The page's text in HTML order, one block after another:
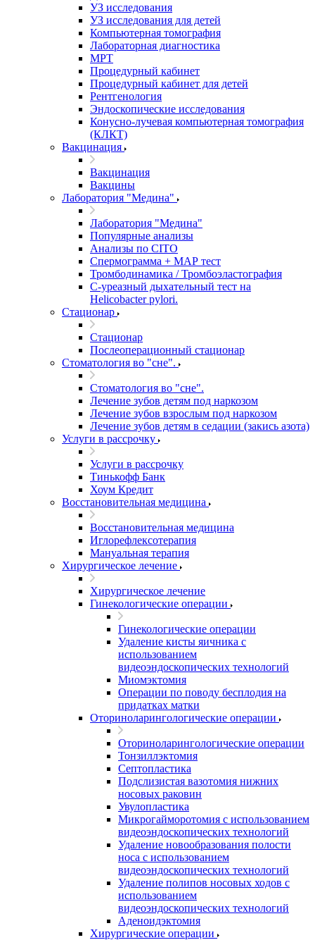
УЗ исследования
УЗ исследования для детей
Компьютерная томография
Лабораторная диагностика
МРТ
Процедурный кабинет
Процедурный кабинет для детей
Рентгенология
Эндоскопические исследования
Конусно-лучевая компьютерная томография
(КЛКТ)
Вакцинация
Вакцинация
Вакцины
Лаборатория "Медина"
Лаборатория "Медина"
Популярные анализы
Анализы по CITO
Спермограмма + МАР тест
Тромбодинамика / Тромбоэластография
С-уреазный дыхательный тест на
Helicobacter pylori.
Стационар
Стационар
Послеоперационный стационар
Стоматология во "сне".
Стоматология во "сне".
Лечение зубов детям под наркозом
Лечение зубов взрослым под наркозом
Лечение зубов детям в седации (закись азота)
Услуги в рассрочку
Услуги в рассрочку
Тинькофф Банк
Хоум Кредит
Восстановительная медицина
Восстановительная медицина
Иглорефлексотерапия
Мануальная терапия
Хирургическое лечение
Хирургическое лечение
Гинекологические операции
Гинекологические операции
Удаление кисты яичника с
использованием
видеоэндоскопических технологий
Миомэктомия
Операции по поводу бесплодия на
придатках матки
Оториноларингологические операции
Оториноларингологические операции
Тонзиллэктомия
Септопластика
Подслизистая вазотомия нижних
носовых раковин
Увулопластика
Микрогайморотомия с использованием
видеоэндоскопических технологий
Удаление новообразования полости
носа с использованием
видеоэндоскопических технологий
Удаление полипов носовых ходов с
использованием
видеоэндоскопических технологий
Аденоидэктомия
Хирургические операции